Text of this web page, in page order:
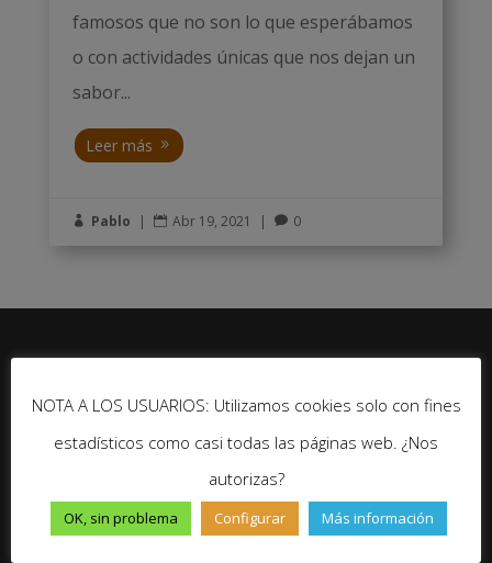
famosos que no son lo que esperábamos
o con actividades únicas que nos dejan un
sabor...
Leer más
 Pablo |  Abr 19, 2021 |  0
Seguir
NOTA A LOS USUARIOS: Utilizamos cookies solo con fines
estadísticos como casi todas las páginas web. ¿Nos
autorizas?
OK, sin problema Configurar Más información